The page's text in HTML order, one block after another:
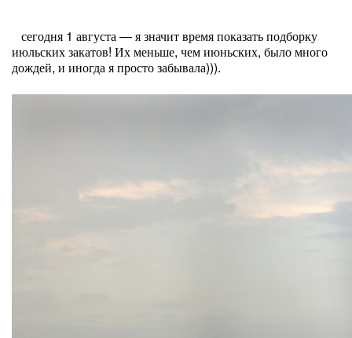
сегодня 1 августа — я значит время показать подборку
июльских закатов! Их меньше, чем июньских, было много
дождей, и иногда я просто забывала))).